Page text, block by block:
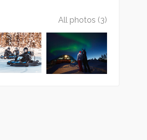
All photos (3)